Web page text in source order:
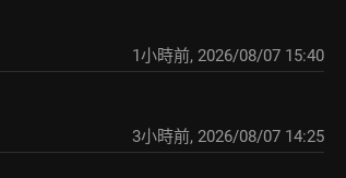
1小時前, 2026/08/07 15:40
3小時前, 2026/08/07 14:25